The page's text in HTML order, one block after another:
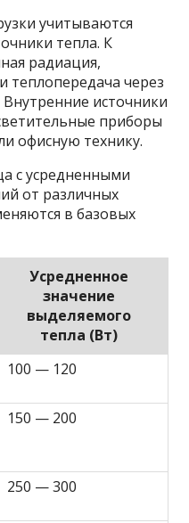
учитываются
тепла. К
радиация,
теплопередача через
источники
приборы
офисную технику.
с усредненными
от различных
в базовых
Усредненное
значение
выделяемого
тепла (Вт)
100 — 120
150 — 200
250 — 300